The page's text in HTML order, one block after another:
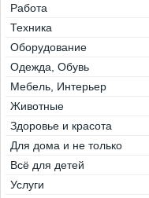
Работа
Техника
Оборудование
Одежда, Обувь
Мебель, Интерьер
Животные
Здоровье и красота
Для дома и не только
Всё для детей
Услуги